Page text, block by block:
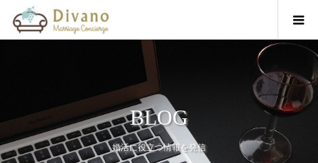
BLOG
婚活に役立つ情報を発信